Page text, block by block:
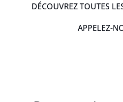
DÉCOUVREZ TOUTES
APPELEZ-